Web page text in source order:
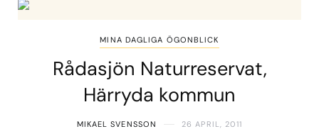
MINA DAGLIGA ÖGONBLICK
Rådasjön Naturreservat,
Härryda kommun
MIKAEL SVENSSON 26 APRIL, 2011